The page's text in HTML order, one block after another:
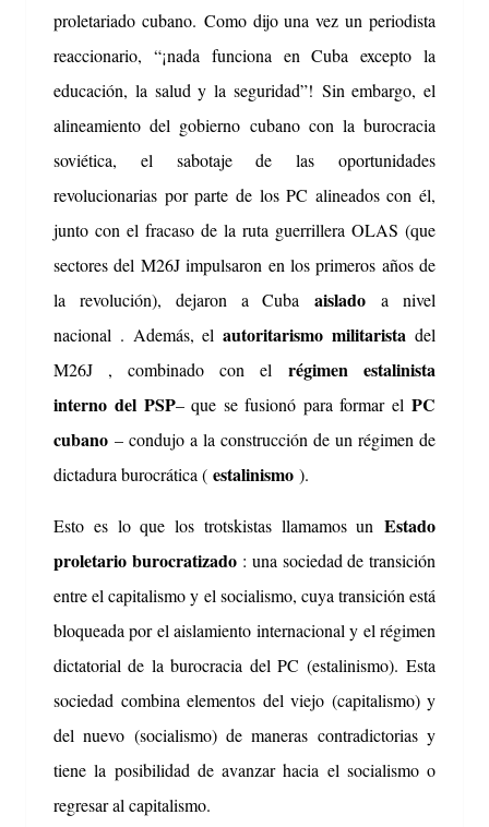
proletariado cubano. Como dijo una vez un periodista
reaccionario, “¡nada funciona en Cuba excepto la
educación, la salud y la seguridad”! Sin embargo, el
alineamiento del gobierno cubano con la burocracia
soviética, el sabotaje de las oportunidades
revolucionarias por parte de los PC alineados con él,
junto con el fracaso de la ruta guerrillera OLAS (que
sectores del M26J impulsaron en los primeros años de
la revolución), dejaron a Cubaaislado a nivel
nacional . Además, el autoritarismo militarista del
M26J , combinado con el régimen estalinista
internodel PSP– que se fusionó para formar elPC
cubano – condujo a la construcción de un régimen de
dictadura burocrática ( estalinismo ).
Esto es lo que los trotskistas llamamos un Estado
proletario burocratizado: una sociedad de transición
entre el capitalismo y el socialismo, cuya transición está
bloqueada por el aislamiento internacional y el régimen
dictatorial de la burocracia del PC (estalinismo). Esta
sociedad combina elementos del viejo (capitalismo) y
del nuevo (socialismo) de maneras contradictorias y
tiene la posibilidad de avanzar hacia el socialismo o
regresar al capitalismo.